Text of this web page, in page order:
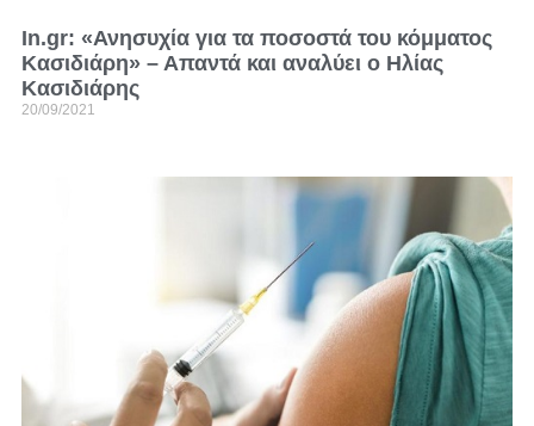
In.gr: «Ανησυχία για τα ποσοστά του κόμματος
Κασιδιάρη» – Απαντά και αναλύει ο Ηλίας
Κασιδιάρης
20/09/2021